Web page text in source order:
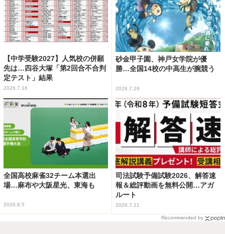
【中学受験2027】人気校の併願
先は…四谷大塚「第2回合不合判
定テスト」結果
2026.7.16
砂金甲子園、神戸女学院が優
勝…全国14校の中高生が腕競う
2026.7.29
全国高校麻雀32チーム本選出
場…麻布や大阪星光、東海も
2026.8.5
司法試験予備試験2026、解答速
報＆総評動画を無料公開…アガ
ルート
2026.7.21
Recommended by